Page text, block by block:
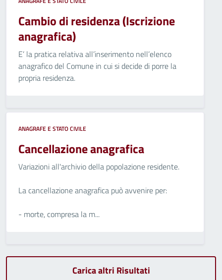
Cambio di residenza (Iscrizione
anagrafica)
E’ la pratica relativa all’inserimento nell’elenco
anagrafico del Comune in cui si decide di porre la
propria residenza.
ANAGRAFE E STATO CIVILE
Cancellazione anagrafica
Variazioni all'archivio della popolazione residente.
La cancellazione anagrafica può avvenire per:
- morte, compresa la m...
Carica altri Risultati